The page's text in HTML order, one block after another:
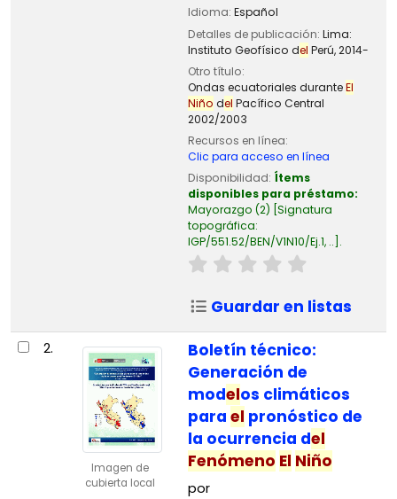
Idioma: Español
Detalles de publicación: Lima:
Instituto Geofísico del Perú,2014-
Otro título:
Ondas ecuatoriales duranteEl
Niño del Pacífico Central
2002/2003
Recursos en línea:
Clic para acceso en línea
Disponibilidad: Ítems
disponibles para préstamo:
Mayorazgo (2) Signatura
topográfica:
IGP/551.52/BEN/V1N10/Ej.1, .. .
Guardar en listas
2.
Imagen de
cubierta local
Boletín técnico:
Generación de
modelos climáticos
para el pronóstico de
la ocurrencia del
Fenómeno El Niño
por